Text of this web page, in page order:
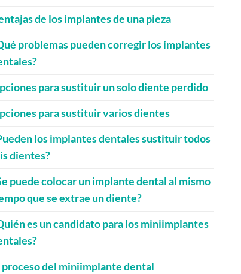
de los implantes de una pieza
problemas pueden corregir los implantes
para sustituir un solo diente perdido
para sustituir varios dientes
los implantes dentales sustituir todos
dientes?
puede colocar un implante dental al mismo
que se extrae un diente?
es un candidato para los miniimplantes
proceso del miniimplante dental